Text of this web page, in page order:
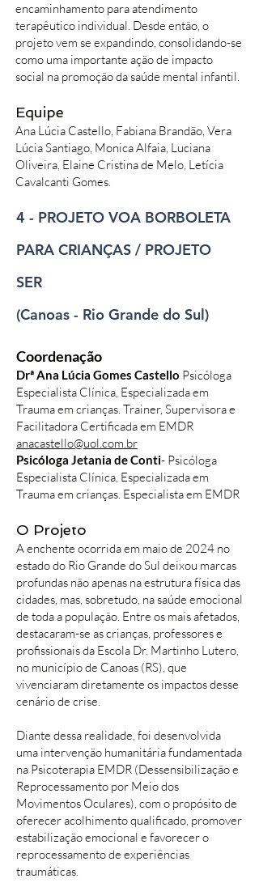
encaminhamento para atendimento
terapêutico individual. Desde então, o
projeto vem se expandindo, consolidando-se
como uma importante ação de impacto
social na promoção da saúde mental infantil.
Equipe
Ana Lúcia Castello, Fabiana Brandão, Vera
Lúcia Santiago, Monica Alfaia, Luciana
Oliveira, Elaine Cristina de Melo, Letícia
Cavalcanti Gomes.
4 - PROJETO VOA BORBOLETA
PARA CRIANÇAS / PROJETO
SER
(Canoas - Rio Grande do Sul)
Coordenação
Drª Ana Lúcia Gomes Castello Psicóloga
Especialista Clínica, Especializada em
Trauma em crianças. Trainer, Supervisora e
Facilitadora Certificada em EMDR
anacastello@uol.com.br
Psicóloga Jetania de Conti- Psicóloga
Especialista Clínica, Especializada em
Trauma em crianças. Especialista em EMDR
O Projeto
A enchente ocorrida em maio de 2024 no
estado do Rio Grande do Sul deixou marcas
profundas não apenas na estrutura física das
cidades, mas, sobretudo, na saúde emocional
de toda a população. Entre os mais afetados,
destacaram-se as crianças, professores e
profissionais da Escola Dr. Martinho Lutero,
no município de Canoas (RS), que
vivenciaram diretamente os impactos desse
cenário de crise.
Diante dessa realidade, foi desenvolvida
uma intervenção humanitária fundamentada
na Psicoterapia EMDR (Dessensibilização e
Reprocessamento por Meio dos
Movimentos Oculares), com o propósito de
oferecer acolhimento qualificado, promover
estabilização emocional e favorecer o
reprocessamento de experiências
traumáticas.